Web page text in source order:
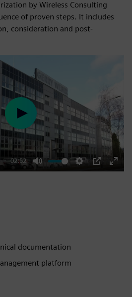
by Wireless Consulting
of proven steps. It includes
consideration and post-
02:52
Mute Settings
PIP
Enter
Play
documentation
platform